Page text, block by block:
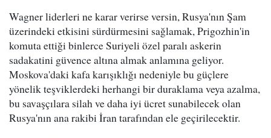
Wagner liderleri ne karar verirse versin, Rusya'nın Şam
üzerindeki etkisini sürdürmesini sağlamak, Prigozhin'in
komuta ettiği binlerce Suriyeli özel paralı askerin
sadakatini güvence altına almak anlamına geliyor.
Moskova'daki kafa karışıklığı nedeniyle bu güçlere
yönelik teşviklerdeki herhangi bir duraklama veya azalma,
bu savaşçılara silah ve daha iyi ücret sunabilecek olan
Rusya'nın ana rakibi İran tarafından ele geçirilecektir.